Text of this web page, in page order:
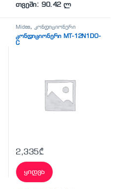
თვეში: 90.42 ლ
Midea,კონდიციონერი
კონდიციონერი MT-12N1DO-
C
2,335₾
ყიდვა